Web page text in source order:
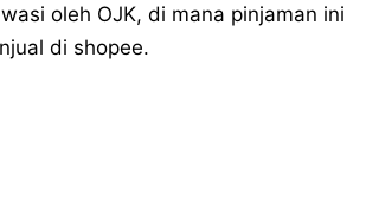
oleh OJK, di mana pinjaman ini
di shopee.